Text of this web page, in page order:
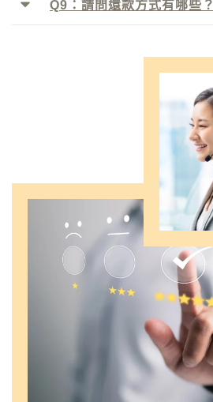
Q9：請問還款方式有哪些？